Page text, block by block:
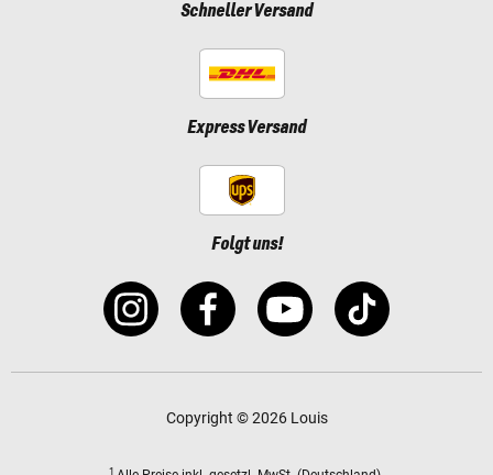
Schneller Versand
Express Versand
Folgt uns!
Copyright © 2026 Louis
1